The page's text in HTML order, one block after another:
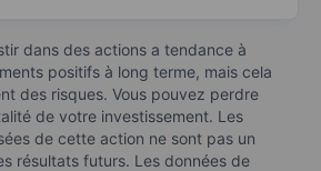
dans des actions a tendance à
positifs à long terme, mais cela
des risques. Vous pouvez perdre
de votre investissement. Les
de cette action ne sont pas un
résultats futurs. Les données de